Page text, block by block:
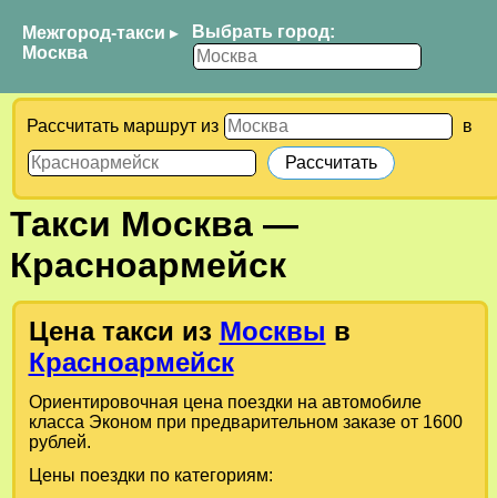
Межгород-такси ▸
Москва
Выбрать город:
Рассчитать маршрут из в
Такси Москва—
Красноармейск
Цена такси из Москвы в
Красноармейск
Ориентировочная цена поездки на автомобиле
класса Эконом при предварительном заказе от 1600
рублей.
Цены поездки по категориям: